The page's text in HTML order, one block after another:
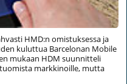
HMD:n omistuksessa ja
kuluttua Barcelonan Mobile
mukaan HDM suunnitteli
markkinoille, mutta